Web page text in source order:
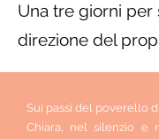
Una tre giorni per
direzione del
Sui passi del poverello
Chiara, nel silenzio e